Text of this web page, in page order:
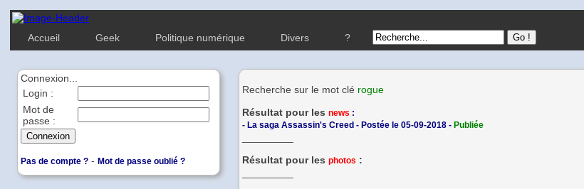
Accueil Geek Politique numérique Divers ?
Connexion...
Login :
Mot de
passe :
Pas de compte ? - Mot de passe oublié ?
Recherche sur le mot clé rogue
Résultat pour les news :
- La saga Assassin's Creed - Postée le 05-09-2018 - Publiée
Résultat pour les photos :